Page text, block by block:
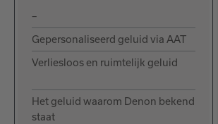
–
Gepersonaliseerd geluid via AAT
Verliesloos en ruimtelijk geluid
Het geluid waarom Denon bekend
staat